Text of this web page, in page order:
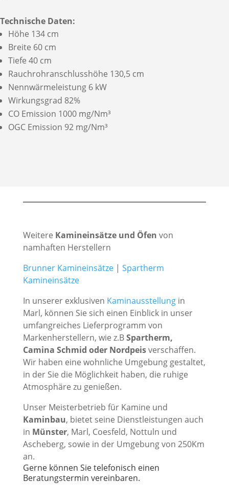
Technische Daten:
Höhe 134 cm
Breite 60 cm
Tiefe 40 cm
Rauchrohranschlusshöhe 130,5 cm
Nennwärmeleistung 6 kW
Wirkungsgrad 82%
CO Emission 1000 mg/Nm³
OGC Emission 92 mg/Nm³
Weitere Kamineinsätze und Öfen von
namhaften Herstellern
Brunner Kamineinsätze| Spartherm
Kamineinsätze
In unserer exklusiven Kaminausstellungin
Marl, können Sie sich einen Einblick in unser
umfangreiches Lieferprogramm von
Markenherstellern, wie z.BSpartherm,
Camina Schmid oder Nordpeisverschaffen.
Wir haben eine wohnliche Umgebung gestaltet,
in der Sie die Möglichkeit haben, die ruhige
Atmosphäre zu genießen.
Unser Meisterbetrieb für Kamine und
Kaminbau, bietet seine Dienstleistungen auch
in Münster, Marl, Coesfeld, Nottuln und
Ascheberg, sowie in der Umgebung von 250Km
an.
Gerne können Sie telefonisch einen
Beratungstermin vereinbaren.